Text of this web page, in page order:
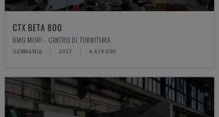
CTX BETA 800
DMG MORI - CENTRO DI TORNITURA
GERMANIA 2017 4.439 ORE